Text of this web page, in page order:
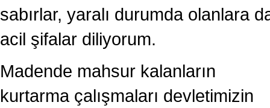
sabırlar, yaralı durumda olanlara
acil şifalar diliyorum.
Madende mahsur kalanların
kurtarma çalışmaları devletimizin